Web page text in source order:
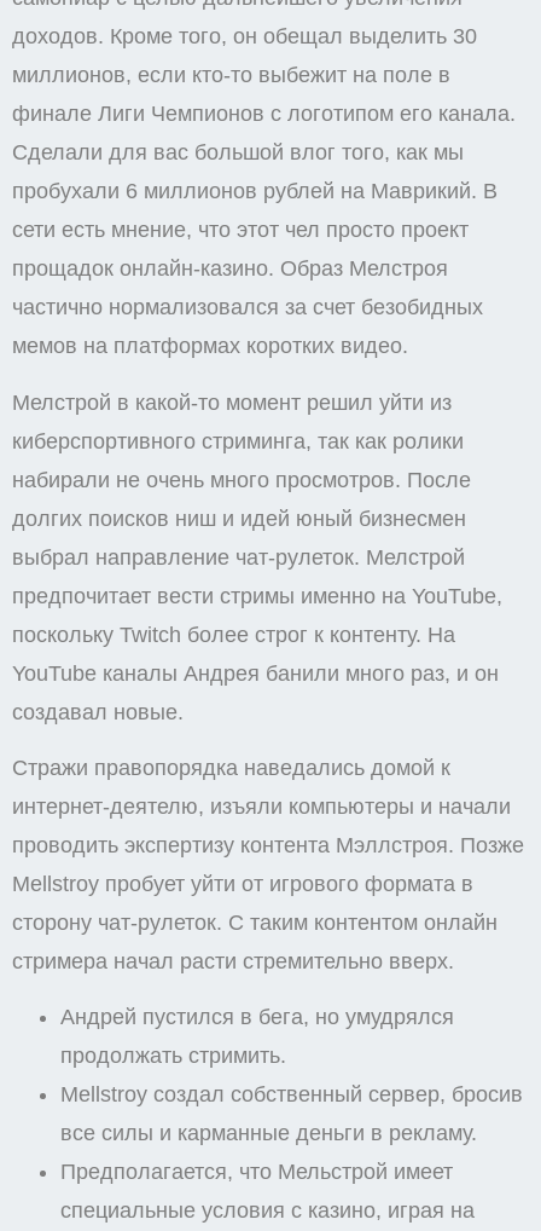
доходов. Кроме того, он обещал выделить 30
миллионов, если кто-то выбежит на поле в
финале Лиги Чемпионов с логотипом его канала.
Сделали для вас большой влог того, как мы
пробухали 6 миллионов рублей на Маврикий. В
сети есть мнение, что этот чел просто проект
прощадок онлайн-казино. Образ Мелстроя
частично нормализовался за счет безобидных
мемов на платформах коротких видео.
Мелстрой в какой-то момент решил уйти из
киберспортивного стриминга, так как ролики
набирали не очень много просмотров. После
долгих поисков ниш и идей юный бизнесмен
выбрал направление чат-рулеток. Мелстрой
предпочитает вести стримы именно на YouTube,
поскольку Twitch более строг к контенту. На
YouTube каналы Андрея банили много раз, и он
создавал новые.
Стражи правопорядка наведались домой к
интернет-деятелю, изъяли компьютеры и начали
проводить экспертизу контента Мэллстроя. Позже
Mellstroy пробует уйти от игрового формата в
сторону чат-рулеток. С таким контентом онлайн
стримера начал расти стремительно вверх.
Андрей пустился в бега, но умудрялся
продолжать стримить.
Mellstroy создал собственный сервер, бросив
все силы и карманные деньги в рекламу.
Предполагается, что Мельстрой имеет
специальные условия с казино, играя на